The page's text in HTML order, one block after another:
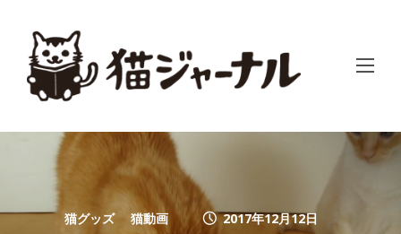
猫グッズ 猫動画 2017年12月12日